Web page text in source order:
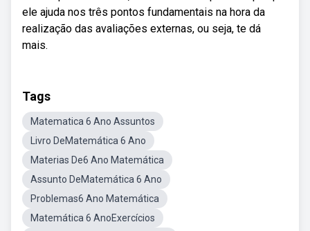
ele ajuda nos três pontos fundamentais na hora da
realização das avaliações externas, ou seja, te dá
mais.
Tags
Matematica 6 Ano Assuntos
Livro DeMatemática 6 Ano
Materias De6 Ano Matemática
Assunto DeMatemática 6 Ano
Problemas6 Ano Matemática
Matemática 6 AnoExercícios